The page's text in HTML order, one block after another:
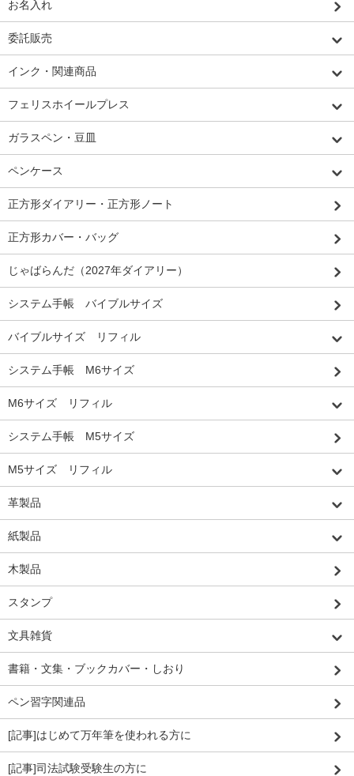
お名入れ
委託販売
インク・関連商品
フェリスホイールプレス
ガラスペン・豆皿
ペンケース
正方形ダイアリー・正方形ノート
正方形カバー・バッグ
じゃばらんだ（2027年ダイアリー）
システム手帳 バイブルサイズ
バイブルサイズ リフィル
システム手帳 M6サイズ
M6サイズ リフィル
システム手帳 M5サイズ
M5サイズ リフィル
革製品
紙製品
木製品
スタンプ
文具雑貨
書籍・文集・ブックカバー・しおり
ペン習字関連品
[記事]はじめて万年筆を使われる方に
[記事]司法試験受験生の方に